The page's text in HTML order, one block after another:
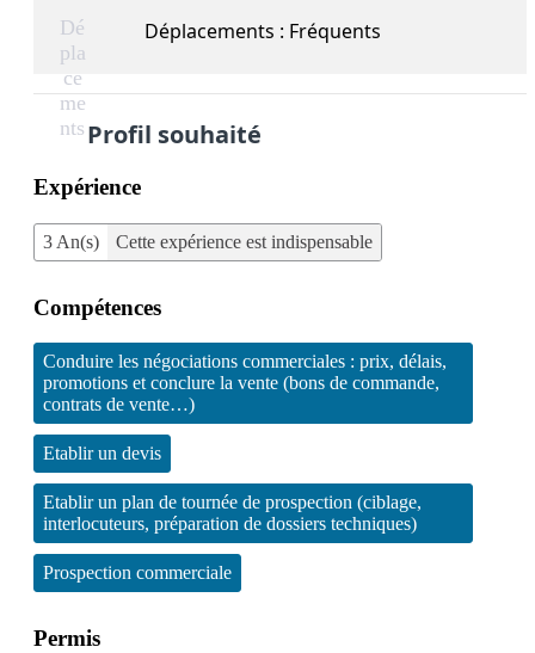
Dé
pla
ce
me
nts
Déplacements : Fréquents
Profil souhaité
Expérience
3 An(s) Cette expérience est indispensable
Compétences
Conduire les négociations commerciales : prix, délais,
promotions et conclure la vente (bons de commande,
contrats de vente…)
Etablir un devis
Etablir un plan de tournée de prospection (ciblage,
interlocuteurs, préparation de dossiers techniques)
Prospection commerciale
Permis